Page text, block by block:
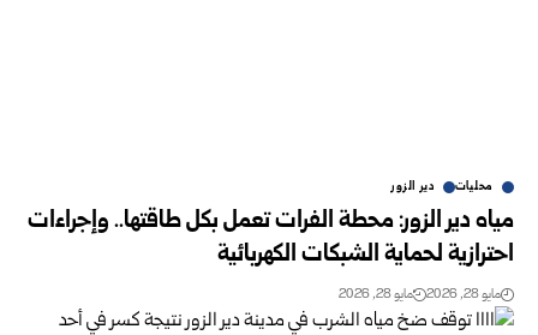
محليات دير الزور
مياه دير الزور: محطة الفرات تعمل بكل طاقتها.. وإجراءات
احترازية لحماية الشبكات الكهربائية
مايو 28, 2026 مايو 28, 2026